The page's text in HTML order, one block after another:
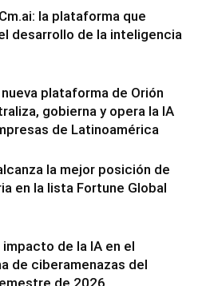
la plataforma que
desarrollo de la inteligencia
nueva plataforma de Orión
gobierna y opera la IA
de Latinoamérica
la mejor posición de
en la lista Fortune Global
impacto de la IA en el
de ciberamenazas del